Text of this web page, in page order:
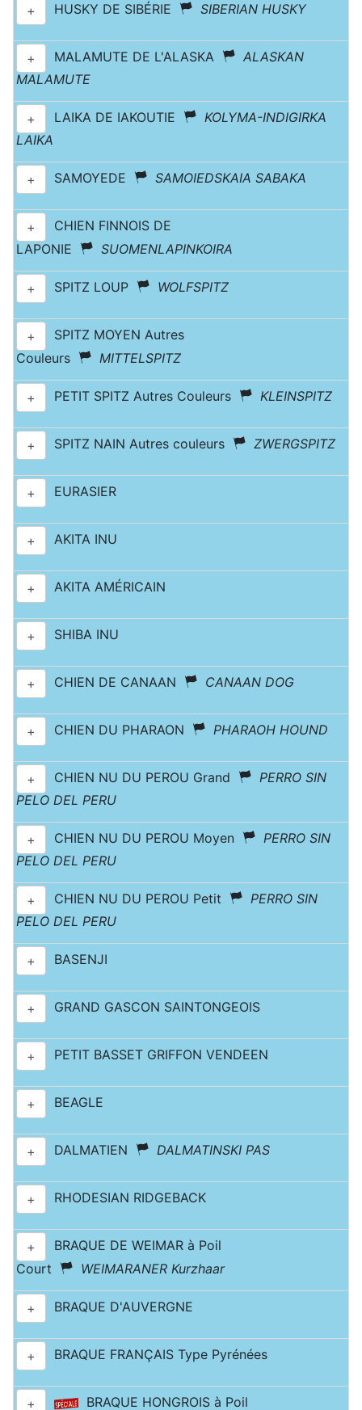
+ HUSKY DE SIBÉRIE SIBERIAN HUSKY
+ MALAMUTE DE L'ALASKA
ALASKAN
MALAMUTE
+ LAIKA DE IAKOUTIE
KOLYMA-INDIGIRKA
LAIKA
+ SAMOYEDE SAMOIEDSKAIA SABAKA
+
CHIEN FINNOIS DE
LAPONIE
SUOMENLAPINKOIRA
+ SPITZ LOUP WOLFSPITZ
+
SPITZ MOYEN Autres
Couleurs
MITTELSPITZ
+ PETIT SPITZ Autres Couleurs KLEINSPITZ
+ SPITZ NAIN Autres couleurs ZWERGSPITZ
+ EURASIER
+ AKITA INU
+ AKITA AMÉRICAIN
+ SHIBA INU
+ CHIEN DE CANAAN CANAAN DOG
+ CHIEN DU PHARAON PHARAOH HOUND
+ CHIEN NU DU PEROU Grand
PERRO SIN
PELO DEL PERU
+ CHIEN NU DU PEROU Moyen
PERRO SIN
PELO DEL PERU
+ CHIEN NU DU PEROU Petit
PERRO SIN
PELO DEL PERU
+ BASENJI
+ GRAND GASCON SAINTONGEOIS
+ PETIT BASSET GRIFFON VENDEEN
+ BEAGLE
+ DALMATIEN DALMATINSKI PAS
+ RHODESIAN RIDGEBACK
+
BRAQUE DE WEIMAR à Poil
Court
WEIMARANER Kurzhaar
+ BRAQUE D'AUVERGNE
+ BRAQUE FRANÇAIS Type Pyrénées
+ BRAQUE HONGROIS à Poil